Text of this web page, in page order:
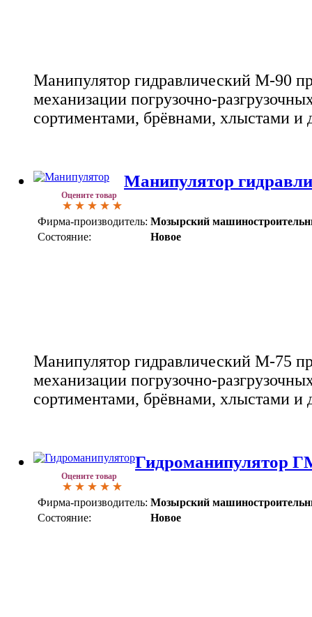
Манипулятор гидравлический М-90
механизации погрузочно-
сортиментами, брёвнами, хлыстами и
Оцените товар
Манипулятор
Фирма-производитель: Мозырский
Состояние:
Новое
Манипулятор гидравлический М-75
механизации погрузочно-
сортиментами, брёвнами, хлыстами и
Оцените товар
Гидроманипулятор
Фирма-производитель: Мозырский
Состояние:
Новое